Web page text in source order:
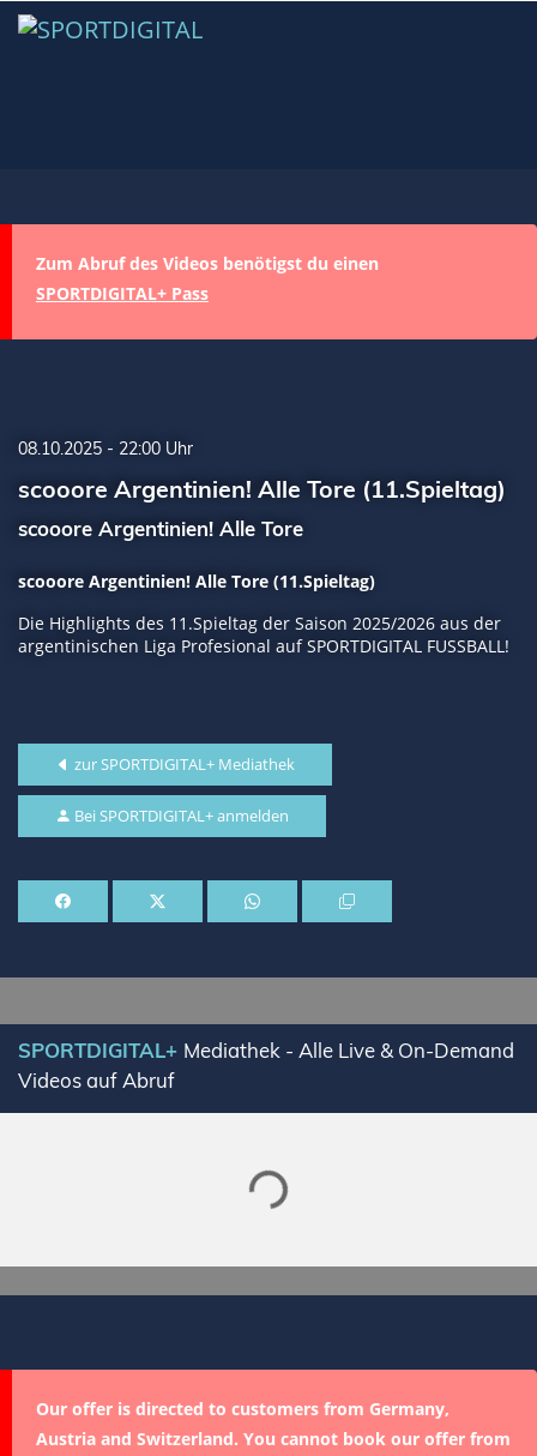
Zum Abruf des Videos benötigst du einen
SPORTDIGITAL+ Pass
08.10.2025 - 22:00 Uhr
scooore Argentinien! Alle Tore (11.Spieltag)
scooore Argentinien! Alle Tore
scooore Argentinien! Alle Tore (11.Spieltag)
Die Highlights des 11.Spieltag der Saison 2025/2026 aus der
argentinischen Liga Profesional auf SPORTDIGITAL FUSSBALL!
zur SPORTDIGITAL+ Mediathek
Bei SPORTDIGITAL+ anmelden
SPORTDIGITAL+ Mediathek - Alle Live & On-Demand
Videos auf Abruf
Lade SPORTDIGITAL+ Mediathek
Our offer is directed to customers from Germany,
Austria and Switzerland. You cannot book our offer from